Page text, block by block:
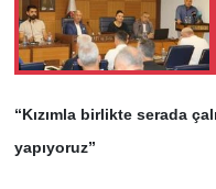
“Kızımla birlikte serada
yapıyoruz”